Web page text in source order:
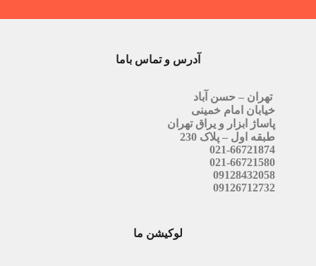
آدرس و تماس باما
تهران – حسن آباد
خیابان امام خمینی
پاساژ ابزار و یراق تهران
طبقه اول – پلاک 230
021-66721874
021-66721580
09128432058
09126712732
لوکیشن ما